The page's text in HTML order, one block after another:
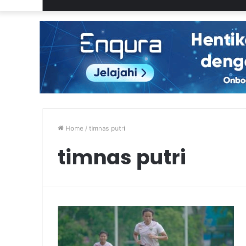
Home / timnas putri
timnas putri